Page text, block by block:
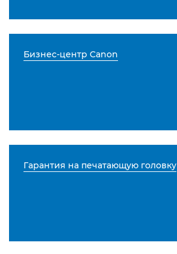
Бизнес-центр Canon
Гарантия на печатающую головку